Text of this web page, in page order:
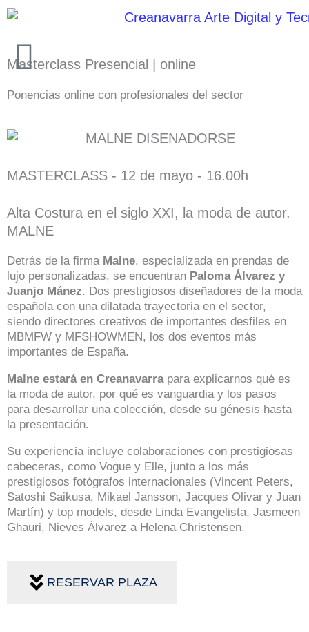
Ir
contenido
Masterclass Presencial | online
Ponencias online con profesionales del sector
MASTERCLASS - 12 de mayo - 16.00h
Alta Costura en el siglo XXI, la moda de autor.
MALNE
Detrás de la firma Malne, especializada en prendas de
lujo personalizadas, se encuentran Paloma Álvarez y
Juanjo Mánez. Dos prestigiosos diseñadores de la moda
española con una dilatada trayectoria en el sector,
siendo directores creativos de importantes desfiles en
MBMFW y MFSHOWMEN, los dos eventos más
importantes de España.
Malne estará en Creanavarrapara explicarnos qué es
la moda de autor, por qué es vanguardia y los pasos
para desarrollar una colección, desde su génesis hasta
la presentación.
Su experiencia incluye colaboraciones con prestigiosas
cabeceras, como Vogue y Elle, junto a los más
prestigiosos fotógrafos internacionales (Vincent Peters,
Satoshi Saikusa, Mikael Jansson, Jacques Olivar y Juan
Martín) y top models, desde Linda Evangelista, Jasmeen
Ghauri, Nieves Álvarez a Helena Christensen.
RESERVAR PLAZA